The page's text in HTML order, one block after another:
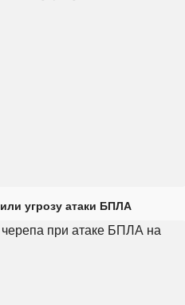
угрозу атаки БПЛА